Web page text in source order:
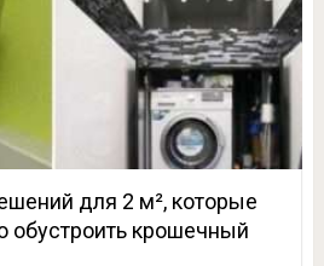
для 2 м², которые
обустроить крошечный